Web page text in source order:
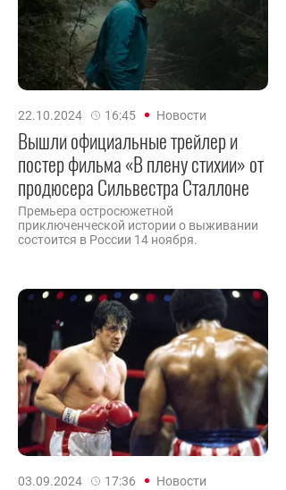
22.10.2024 16:45 Новости
Вышли официальные трейлер и
постер фильма «В плену стихии» от
продюсера Сильвестра Сталлоне
Премьера остросюжетной
приключенческой истории о выживании
состоится в России 14 ноября.
03.09.2024 17:36 Новости